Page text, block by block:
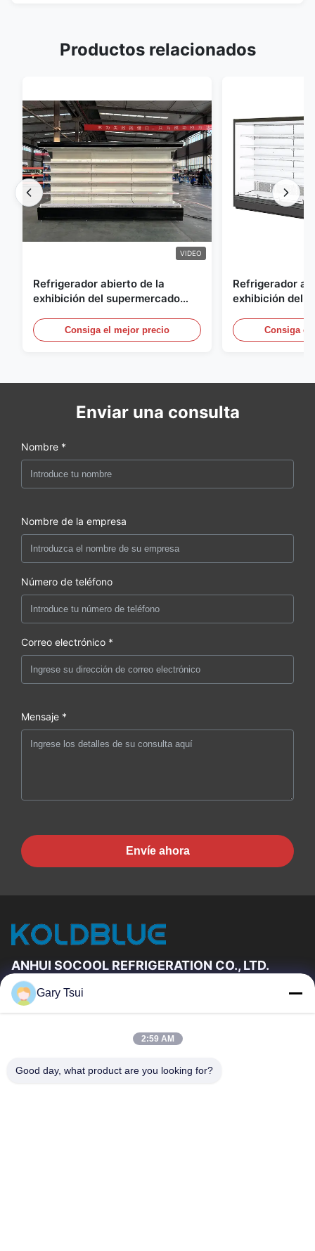
Productos relacionados
VIDEO
Refrigerador abierto de la
exhibición del supermercado
iluminación del LED
Consiga el mejor precio
Refrigerador
exhibición del
aire abierto
Consiga el
Enviar una consulta
Nombre *
Nombre de la empresa
Número de teléfono
Correo electrónico *
Mensaje *
Envíe ahora
ANHUI SOCOOL REFRIGERATION CO., LTD.
Vínculos Rápidos
Sobre Nosotros
Viaje De La Fábrica
Control De Calidad
Gary Tsui
2:59 AM
Good day, what product are you looking for?